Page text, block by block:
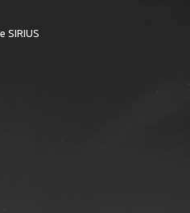
SIRIUS